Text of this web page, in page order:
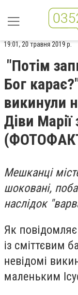
19:01, 20 травня 2019 р.
"Потім
Бог
викинули
Діви
Мешканці
шоковані,
наслідок
Як
із сміттєвим
невідомі
маленьким